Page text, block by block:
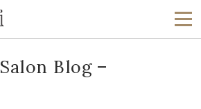
Salon Blog